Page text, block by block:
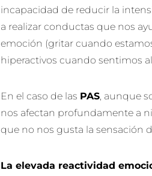
incapacidad de reducir la
a realizar conductas que nos
emoción (gritar cuando
hiperactivos cuando sentimos
En el caso de las PAS, aunque
nos afectan profundamente a
que no nos gusta la sensación
La elevada reactividad